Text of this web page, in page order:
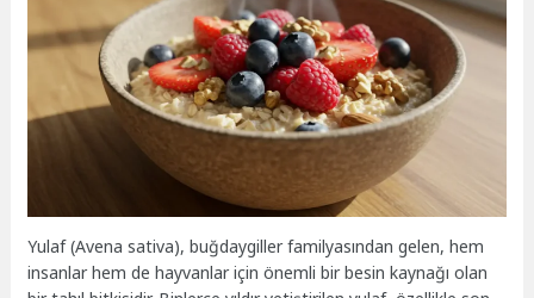
Yulaf (Avena sativa), buğdaygiller familyasından gelen, hem
insanlar hem de hayvanlar için önemli bir besin kaynağı olan